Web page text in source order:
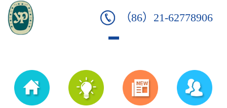
（86）21-62778906